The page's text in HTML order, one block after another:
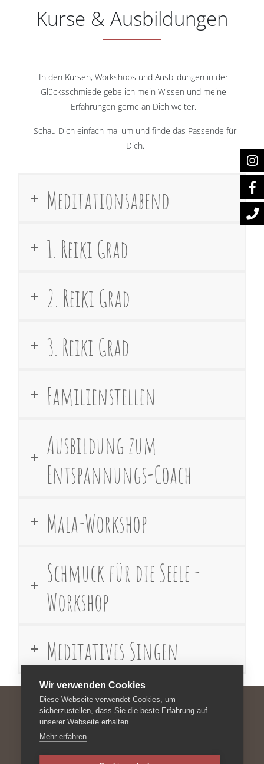
Kurse & Ausbildungen
In den Kursen, Workshops und Ausbildungen in der
Glücksschmiede gebe ich mein Wissen und meine
Erfahrungen gerne an Dich weiter.
Schau Dich einfach mal um und finde das Passende für
Dich.
Meditationsabend
1. Reiki Grad
2. Reiki Grad
3. Reiki Grad
Familienstellen
Ausbildung zum
Entspannungs-Coach
Mala-Workshop
Schmuck für die Seele -
Workshop
Meditatives Singen
Impressum
Wir verwenden Cookies
Diese Webseite verwendet Cookies, um
sicherzustellen, dass Sie die beste Erfahrung auf
unserer Webseite erhalten.
Mehr erfahren